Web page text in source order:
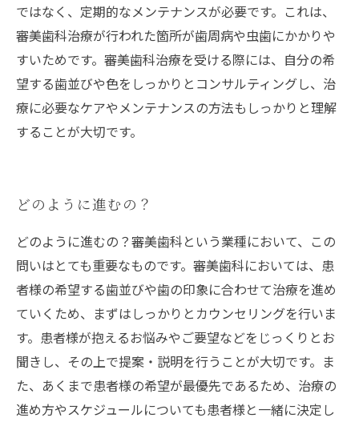
ではなく、定期的なメンテナンスが必要です。これは、
審美歯科治療が行われた箇所が歯周病や虫歯にかかりや
すいためです。審美歯科治療を受ける際には、自分の希
望する歯並びや色をしっかりとコンサルティングし、治
療に必要なケアやメンテナンスの方法もしっかりと理解
することが大切です。
どのように進むの？
どのように進むの？審美歯科という業種において、この
問いはとても重要なものです。審美歯科においては、患
者様の希望する歯並びや歯の印象に合わせて治療を進め
ていくため、まずはしっかりとカウンセリングを行いま
す。患者様が抱えるお悩みやご要望などをじっくりとお
聞きし、その上で提案・説明を行うことが大切です。ま
た、あくまで患者様の希望が最優先であるため、治療の
進め方やスケジュールについても患者様と一緒に決定し